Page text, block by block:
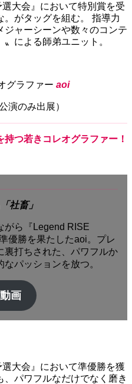
大会』において特別賞を受
がタッグを組む。 指導力
ジャーシーンや数々のコンテ
による師弟ユニット。
グラファー aoi
演のみ出展）
持つ若き コレオグラファー！
「社畜」
がら『Legend RISE
優勝を果たしたaoi。プレ
裏打ちされた、パワフルか
パッションを放つ。
画
大会』において準優勝を獲
パワフルなだけでなく磨き